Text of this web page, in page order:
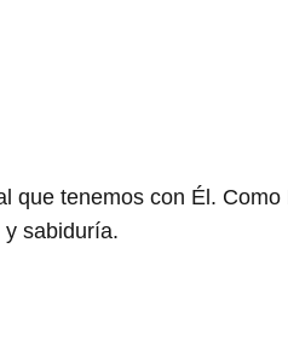
que tenemos con Él.
sabiduría.